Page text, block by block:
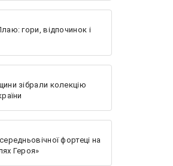
гори, відпочинок і
зібрали колекцію
фортеці на
Героя»